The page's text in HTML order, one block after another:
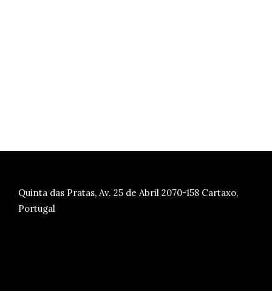
Quinta das Pratas, Av. 25 de Abril 2070-158 Cartaxo,
Portugal